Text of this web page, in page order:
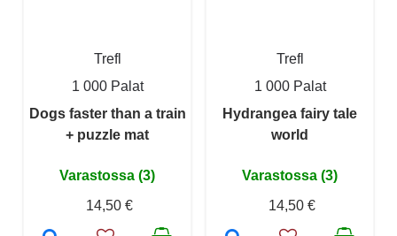
Trefl
1 000 Palat
Dogs faster than a train
+ puzzle mat
Varastossa (3)
14,50 €
Trefl
1 000 Palat
Hydrangea fairy tale
world
Varastossa (3)
14,50 €